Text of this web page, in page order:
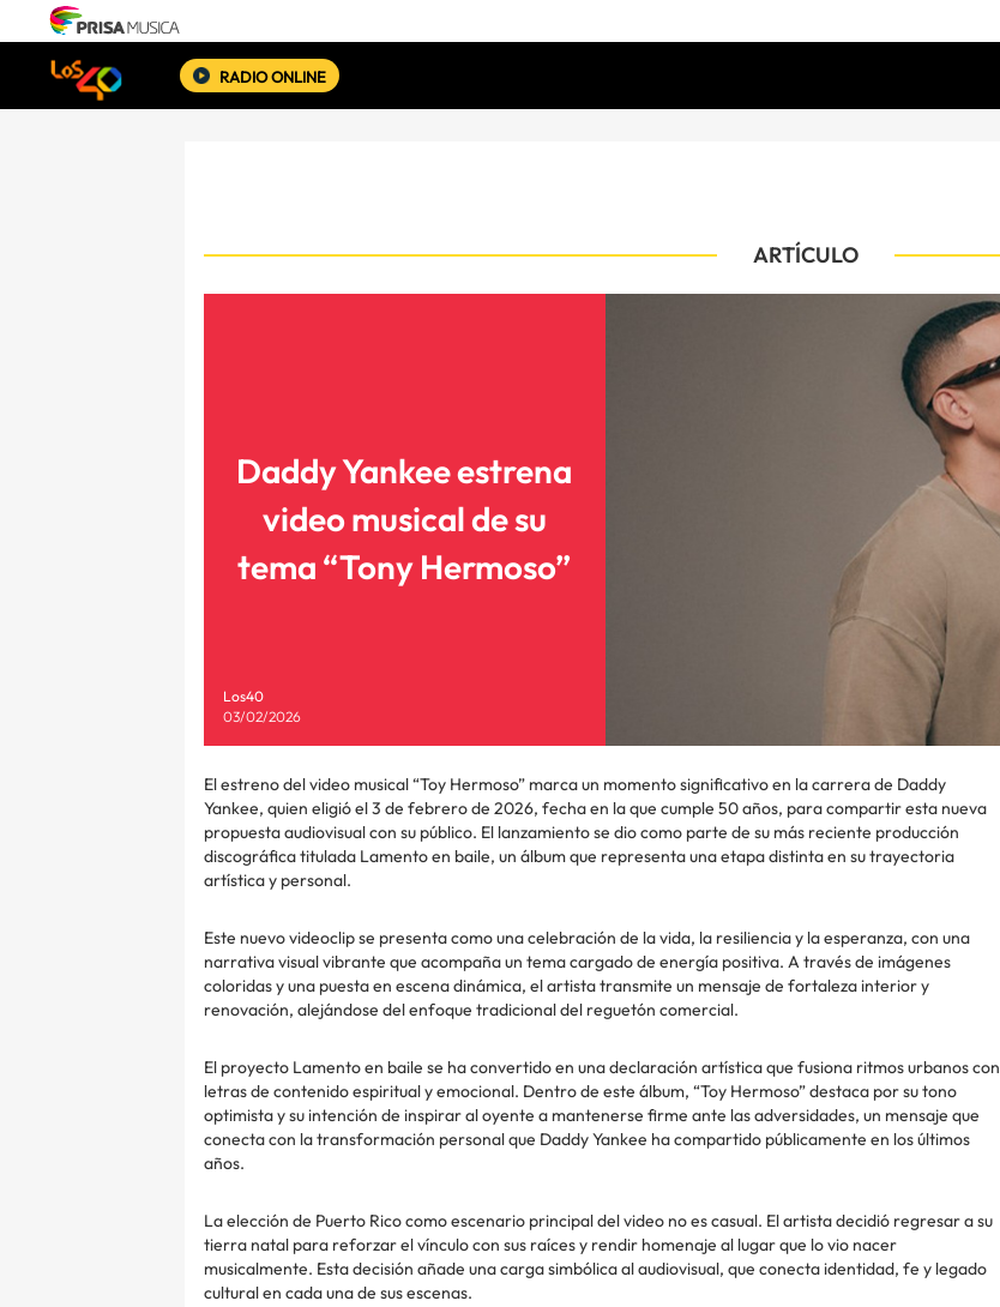
RADIO ONLINE
ARTÍCULO
Daddy Yankee estrena
video musical de su
tema “Tony Hermoso”
Los40
03/02/2026
El estreno del video musical “Toy Hermoso” marca un momento significativo en la carrera de Daddy
Yankee, quien eligió el 3 de febrero de 2026, fecha en la que cumple 50 años, para compartir esta nueva
propuesta audiovisual con su público. El lanzamiento se dio como parte de su más reciente producción
discográfica titulada Lamento en baile, un álbum que representa una etapa distinta en su trayectoria
artística y personal.
Este nuevo videoclip se presenta como una celebración de la vida, la resiliencia y la esperanza, con una
narrativa visual vibrante que acompaña un tema cargado de energía positiva. A través de imágenes
coloridas y una puesta en escena dinámica, el artista transmite un mensaje de fortaleza interior y
renovación, alejándose del enfoque tradicional del reguetón comercial.
El proyecto Lamento en baile se ha convertido en una declaración artística que fusiona ritmos urbanos con
letras de contenido espiritual y emocional. Dentro de este álbum, “Toy Hermoso” destaca por su tono
optimista y su intención de inspirar al oyente a mantenerse firme ante las adversidades, un mensaje que
conecta con la transformación personal que Daddy Yankee ha compartido públicamente en los últimos
años.
La elección de Puerto Rico como escenario principal del video no es casual. El artista decidió regresar a su
tierra natal para reforzar el vínculo con sus raíces y rendir homenaje al lugar que lo vio nacer
musicalmente. Esta decisión añade una carga simbólica al audiovisual, que conecta identidad, fe y legado
cultural en cada una de sus escenas.